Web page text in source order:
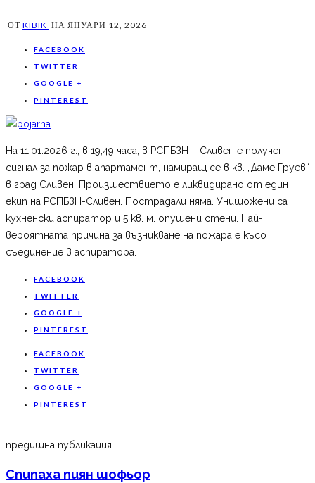
ОТ KIBIK НА ЯНУАРИ 12, 2026
FACEBOOK
TWITTER
GOOGLE +
PINTEREST
На 11.01.2026 г., в 19,49 часа, в РСПБЗН – Сливен е получен
сигнал за пожар в апартамент, намиращ се в кв. „Даме Груев“
в град Сливен. Произшествието е ликвидирано от един
екип на РСПБЗН-Сливен. Пострадали няма. Унищожени са
кухненски аспиратор и 5 кв. м. опушени стени. Най-
вероятната причина за възникване на пожара е късо
съединение в аспиратора.
FACEBOOK
TWITTER
GOOGLE +
PINTEREST
FACEBOOK
TWITTER
GOOGLE +
PINTEREST
предишна публикация
Спипаха пиян шофьор